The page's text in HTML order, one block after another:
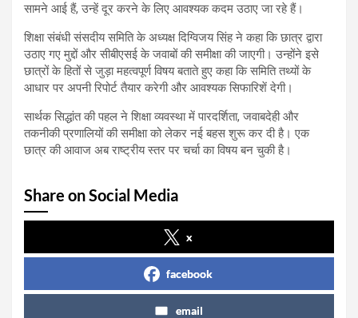
सामने आई हैं, उन्हें दूर करने के लिए आवश्यक कदम उठाए जा रहे हैं।
शिक्षा संबंधी संसदीय समिति के अध्यक्ष दिग्विजय सिंह ने कहा कि छात्र द्वारा
उठाए गए मुद्दों और सीबीएसई के जवाबों की समीक्षा की जाएगी। उन्होंने इसे
छात्रों के हितों से जुड़ा महत्वपूर्ण विषय बताते हुए कहा कि समिति तथ्यों के
आधार पर अपनी रिपोर्ट तैयार करेगी और आवश्यक सिफारिशें देगी।
सार्थक सिद्धांत की पहल ने शिक्षा व्यवस्था में पारदर्शिता, जवाबदेही और
तकनीकी प्रणालियों की समीक्षा को लेकर नई बहस शुरू कर दी है। एक
छात्र की आवाज अब राष्ट्रीय स्तर पर चर्चा का विषय बन चुकी है।
Share on Social Media
x
facebook
email